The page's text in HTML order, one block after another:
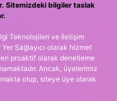
Sitemizdeki bilgiler taslak
Teknolojileri ve İletişim
Sağlayıcı olarak hizmet
proaktif olarak denetleme
Ancak, üyelerimiz
olup, siteye üye olarak